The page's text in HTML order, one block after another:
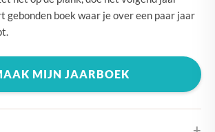
gebonden boek waar je over een paar jaar
MIJN JAARBOEK